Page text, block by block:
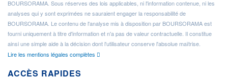
BOURSORAMA. Sous réserves des lois applicables, ni l'information contenue, ni les
analyses qui y sont exprimées ne sauraient engager la responsabilité de
BOURSORAMA. Le contenu de l'analyse mis à disposition par BOURSORAMA est
fourni uniquement à titre d'information et n'a pas de valeur contractuelle. Il constitue
ainsi une simple aide à la décision dont l'utilisateur conserve l'absolue maîtrise.
Lire les mentions légales complètes
ACCÈS RAPIDES